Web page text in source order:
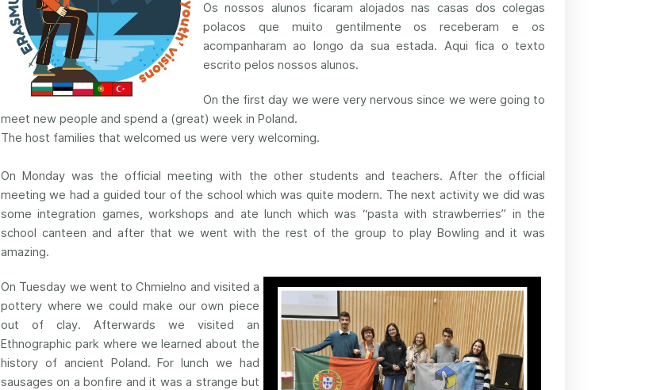
Os nossos alunos ficaram alojados nas casas dos colegas
polacos que muito gentilmente os receberam e os
acompanharam ao longo da sua estada. Aqui fica o texto
escrito pelos nossos alunos.
On the first day we were very nervous since we were going to
meet new people and spend a (great) week in Poland.
The host families that welcomed us were very welcoming.
On Monday was the official meeting with the other students and teachers. After the official
meeting we had a guided tour of the school which was quite modern. The next activity we did was
some integration games, workshops and ate lunch which was “pasta with strawberries” in the
school canteen and after that we went with the rest of the group to play Bowling and it was
amazing.
On Tuesday we went to Chmielno and visited a
pottery where we could make our own piece
out of clay. Afterwards we visited an
Ethnographic park where we learned about the
history of ancient Poland. For lunch we had
sausages on a bonfire and it was a strange but